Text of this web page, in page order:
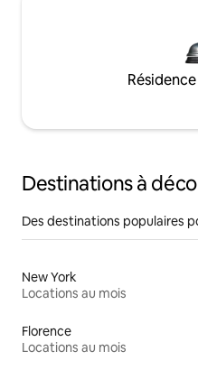
Destinations à
Des destinations populaires
New York
Locations au mois
Florence
Locations au mois